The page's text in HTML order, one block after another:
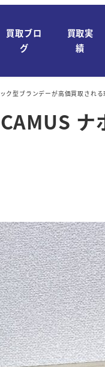
買取ブロ
グ
買取実
績
ク型ブランデーが高価買取される